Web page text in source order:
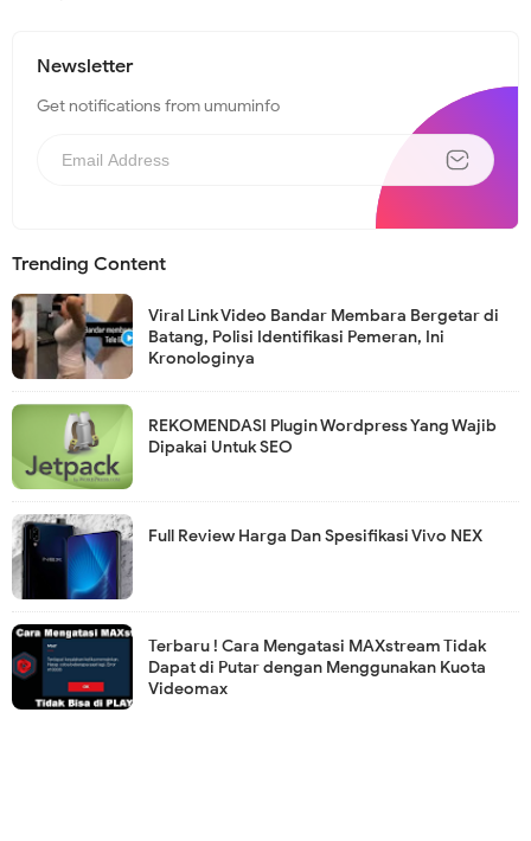
Newsletter
Get notifications from umuminfo
Trending Content
Viral Link Video Bandar Membara Bergetar di
Batang, Polisi Identifikasi Pemeran, Ini
Kronologinya
REKOMENDASI Plugin Wordpress Yang Wajib
Dipakai Untuk SEO
Full Review Harga Dan Spesifikasi Vivo NEX
Terbaru ! Cara Mengatasi MAXstream Tidak
Dapat di Putar dengan Menggunakan Kuota
Videomax